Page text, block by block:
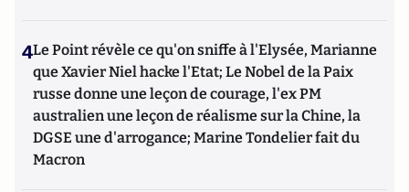
4Le Point révèle ce qu'on sniffe à l'Elysée, Marianne
que Xavier Niel hacke l'Etat; Le Nobel de la Paix
russe donne une leçon de courage, l'ex PM
australien une leçon de réalisme sur la Chine, la
DGSE une d'arrogance; Marine Tondelier fait du
Macron